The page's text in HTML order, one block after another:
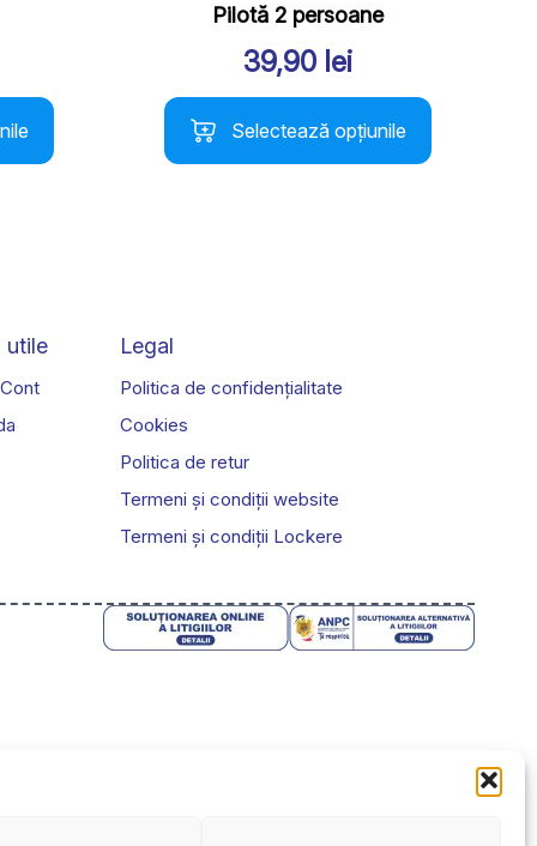
Pilotă 2 persoane
39,90 lei
Selectează opțiunile
Acest
produs
are
alese
în
pagina
utile Legal
Politica de confidențialitate
Cookies
Politica de retur
Termeni și condiții website
Termeni și condiții Lockere